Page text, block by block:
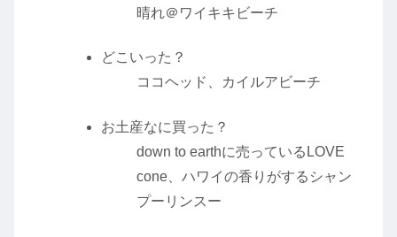
晴れ＠ワイキキビーチ
どこいった？
ココヘッド、カイルアビーチ
お土産なに買った？
down to earthに売っているLOVE
cone、ハワイの香りがするシャン
プーリンスー